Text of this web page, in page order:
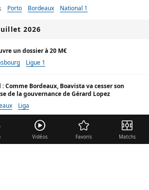
Porto Bordeaux National 1
2026
un dossier à 20 M€
Ligue 1
Comme Bordeaux, Boavista va cesser son
de la gouvernance de Gérard Lopez
Liga
Une cible en attaque répond cash à Lyon
PSV
Vidéos Favoris Matchs